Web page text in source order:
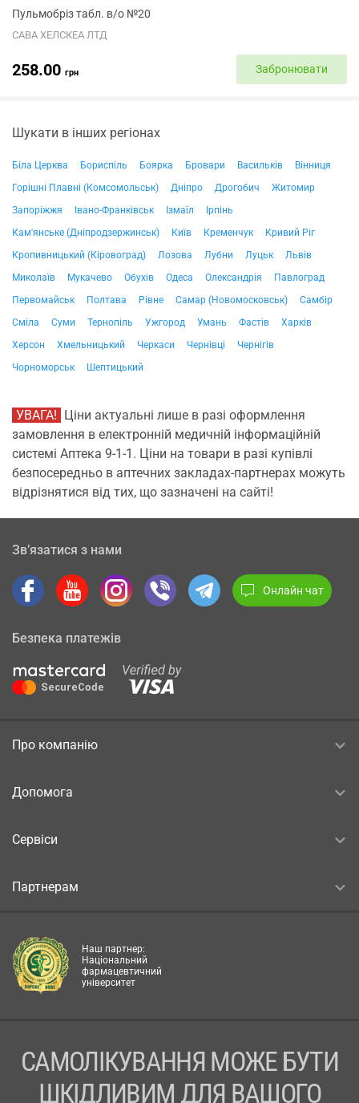
Пульмобріз табл. в/о №20
САВА ХЕЛСКЕА ЛТД
258.00 грн Забронювати
Шукати в інших регіонах
Біла Церква Бориспіль Боярка Бровари Васильків
Вінниця
Горішні Плавні (Комсомольськ)
Дніпро Дрогобич
Житомир
Запоріжжя
Івано-Франківськ Ізмаїл
Ірпінь
Кам'янське (Дніпродзержинськ)
Київ Кременчук
Кривий Ріг
Кропивницький (Кіровоград)
Лозова Лубни Луцьк
Львів
Миколаїв
Мукачево Обухів Одеса Олександрія
Павлоград
Первомайськ
Полтава Рівне Самар (Новомосковськ)
Самбір
Сміла
Суми Тернопіль Ужгород Умань Фастів
Харків
Херсон
Хмельницький Черкаси Чернівці
Чернігів
Чорноморськ
Шептицький
УВАГА! Ціни актуальні лише в разі оформлення
замовлення в електронній медичній інформаційній
системі Аптека 9-1-1. Ціни на товари в разі купівлі
безпосередньо в аптечних закладах-партнерах можуть
відрізнятися від тих, що зазначені на сайті!
Зв’язатися з нами
Онлайн чат
Безпека платежів
Про компанію
Допомога
Сервіси
Партнерам
Наш партнер:
Національний
фармацевтичний
університет
САМОЛІКУВАННЯ МОЖЕ БУТИ
ШКІДЛИВИМ ДЛЯ ВАШОГО